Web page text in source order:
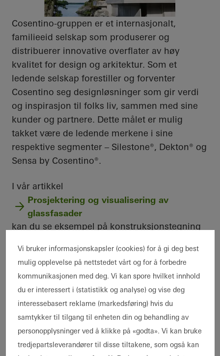
Cosentino-gruppen er et internasjonalt,
familieeid selskap som produserer og
distribuerer innovative overflater av høy
kvalitet for design og arkitektur. Som et
ledende selskap forestiller og forventer
Cosentino seg designløsninger som gir verdi
og inspirasjon til folks liv, sammen med sine
kunder og partnere. Dette målet er mulig
takket være de ledende merkene i sine
respektive segmenter – Silestone®, Dekton® og
Sensa by Cosentino®.
I vår artikkel
Prosjektering og visualisering av
glassfasader
kan du se eksempel på konstruksjonstegning
Vi bruker informasjonskapsler (cookies) for å gi deg best
mulig opplevelse på nettstedet vårt og for å forbedre
kommunikasjonen med deg. Vi kan spore hvilket innhold
du er interessert i (statistikk og analyse) og vise deg
interessebasert reklame (markedsføring) hvis du
samtykker til tilgang til enheten din og behandling av
personopplysninger ved å klikke på «godta». Vi kan bruke
tredjepartsleverandører til disse tiltakene, som også kan